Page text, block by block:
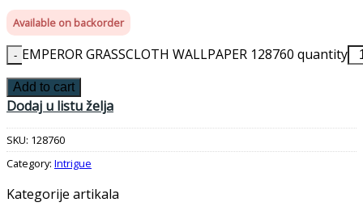
Available on backorder
EMPEROR GRASSCLOTH WALLPAPER 128760 quantity
Add to cart
Dodaj u listu želja
SKU: 128760
Category: Intrigue
Kategorije artikala